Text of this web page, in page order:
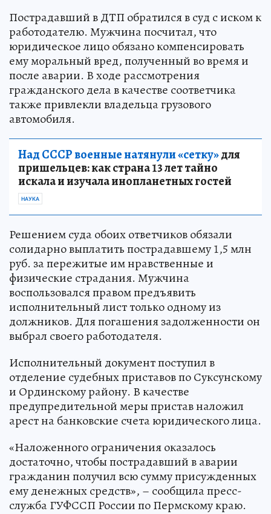
Пострадавший в ДТП обратился в суд с иском к
работодателю. Мужчина посчитал, что
юридическое лицо обязано компенсировать
ему моральный вред, полученный во время и
после аварии. В ходе рассмотрения
гражданского дела в качестве соответчика
также привлекли владельца грузового
автомобиля.
Над СССР военные натянули «сетку»для
пришельцев: как страна 13 лет тайно
искала и изучала инопланетных гостей
НАУКА
Решением суда обоих ответчиков обязали
солидарно выплатить пострадавшему 1,5 млн
руб. за пережитые им нравственные и
физические страдания. Мужчина
воспользовался правом предъявить
исполнительный лист только одному из
должников. Для погашения задолженности он
выбрал своего работодателя.
Исполнительный документ поступил в
отделение судебных приставов по Суксунскому
и Ординскому району. В качестве
предупредительной меры пристав наложил
арест на банковские счета юридического лица.
«Наложенного ограничения оказалось
достаточно, чтобы пострадавший в аварии
гражданин получил всю сумму присужденных
ему денежных средств», – сообщила пресс-
служба ГУФССП России по Пермскому краю.